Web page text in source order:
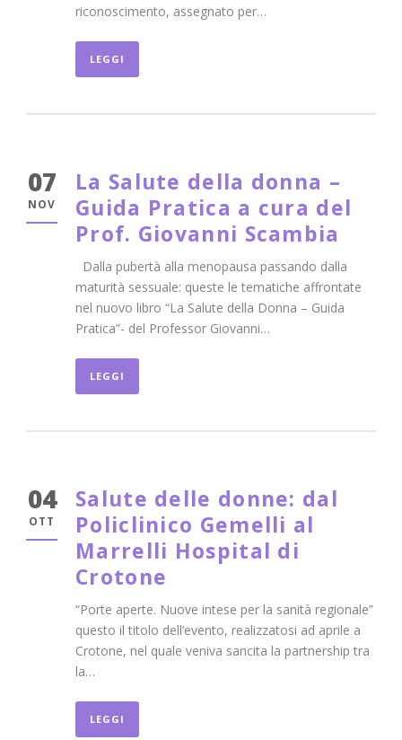
riconoscimento, assegnato per…
LEGGI
07
NOV
La Salute della donna –
Guida Pratica a cura del
Prof. Giovanni Scambia
Dalla pubertà alla menopausa passando dalla
maturità sessuale: queste le tematiche affrontate
nel nuovo libro “La Salute della Donna – Guida
Pratica”- del Professor Giovanni…
LEGGI
04
OTT
Salute delle donne: dal
Policlinico Gemelli al
Marrelli Hospital di
Crotone
“Porte aperte. Nuove intese per la sanità regionale”
questo il titolo dell’evento, realizzatosi ad aprile a
Crotone, nel quale veniva sancita la partnership tra
la…
LEGGI